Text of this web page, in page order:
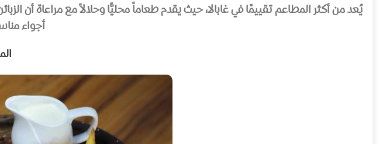
يُعد من أكثر المطاعم تقييمًا في غابالا، حيث يقدم طعاماً محليًّا وحلالاً مع مراعاة أن
أجواء